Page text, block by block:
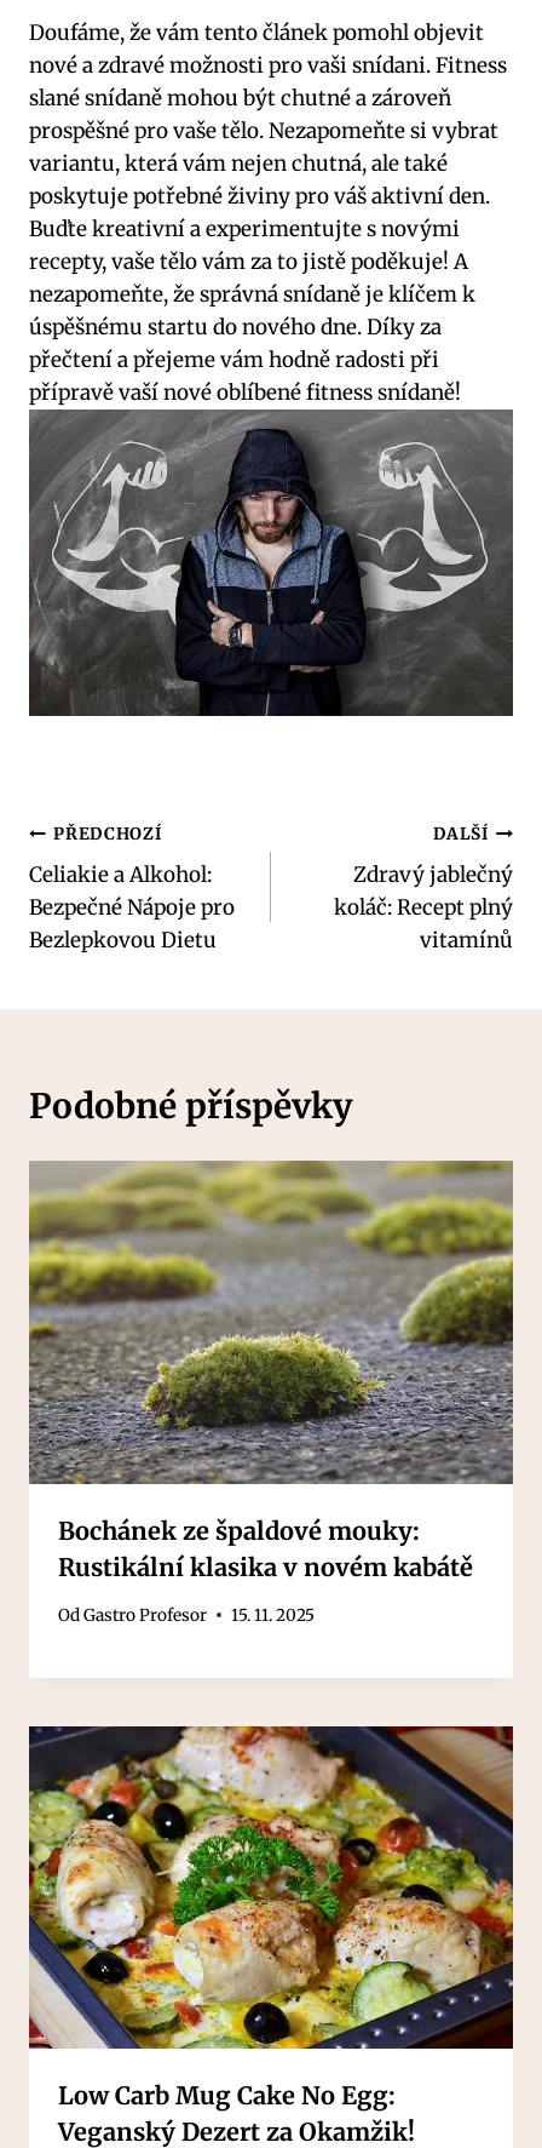
Doufáme, že vám tento článek pomohl objevit
nové a zdravé možnosti pro vaši snídani. Fitness
slané snídaně mohou být chutné a zároveň
prospěšné pro vaše tělo. Nezapomeňte si vybrat
variantu, která vám nejen chutná, ale také
poskytuje potřebné živiny pro váš aktivní den.
Buďte kreativní a experimentujte s novými
recepty, vaše tělo vám za to jistě poděkuje! A
nezapomeňte, že správná snídaně je klíčem k
úspěšnému startu do nového dne. Díky za
přečtení a přejeme vám hodně radosti při
přípravě vaší nové oblíbené fitness snídaně!
Navigace
pro
příspěvek
PŘEDCHOZÍ
Celiakie a Alkohol:
Bezpečné Nápoje pro
Bezlepkovou Dietu
DALŠÍ
Zdravý jablečný
koláč: Recept plný
vitamínů
Podobné příspěvky
Bochánek ze špaldové mouky:
Rustikální klasika v novém kabátě
OdGastro Profesor 15. 11. 2025
Low Carb Mug Cake No Egg:
Veganský Dezert za Okamžik!